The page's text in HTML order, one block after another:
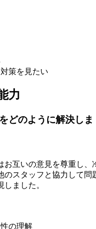
策を見たい
力
どのように解決しま
お互いの意見を尊重し、
のスタッフと協力して問
ました。
の理解